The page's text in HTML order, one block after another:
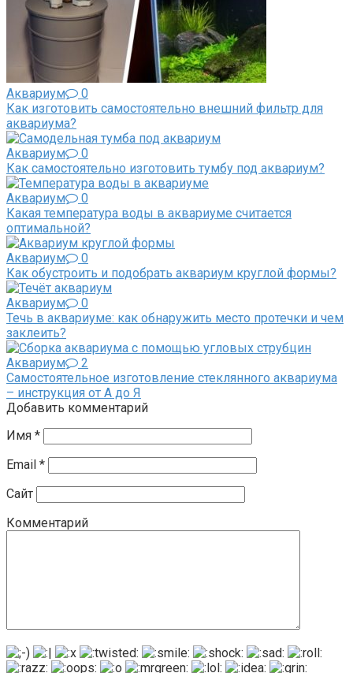
Аквариум
0
Как изготовить самостоятельно внешний фильтр для
аквариума?
Аквариум
0
Как самостоятельно изготовить тумбу под аквариум?
Аквариум
0
Какая температура воды в аквариуме считается
оптимальной?
Аквариум
0
Как обустроить и подобрать аквариум круглой формы?
Аквариум
0
Течь в аквариуме: как обнаружить место протечки и чем
заклеить?
Аквариум
2
Самостоятельное изготовление стеклянного аквариума
– инструкция от А до Я
Добавить комментарий
Имя *
Email *
Сайт
Комментарий